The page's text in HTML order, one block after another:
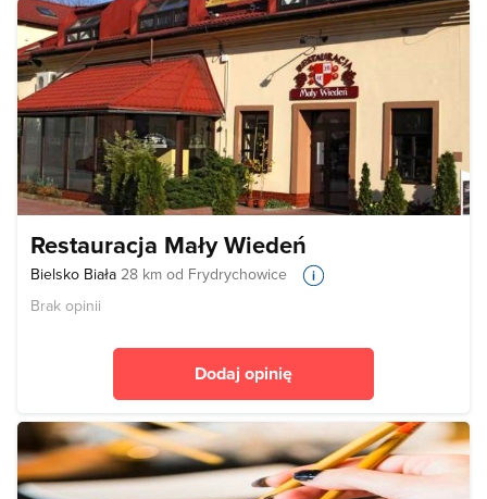
Restauracja Mały Wiedeń
Bielsko Biała 28 km od Frydrychowice
Brak opinii
Dodaj opinię